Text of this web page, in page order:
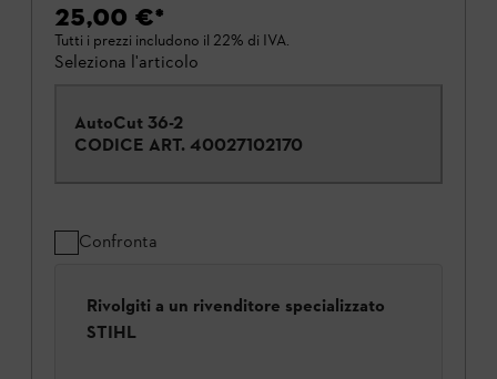
25,00 €*
Tutti i prezzi includono il 22% di IVA.
Seleziona l'articolo
AutoCut 36-2
CODICE ART. 40027102170
Confronta
Rivolgiti a un rivenditore specializzato
STIHL